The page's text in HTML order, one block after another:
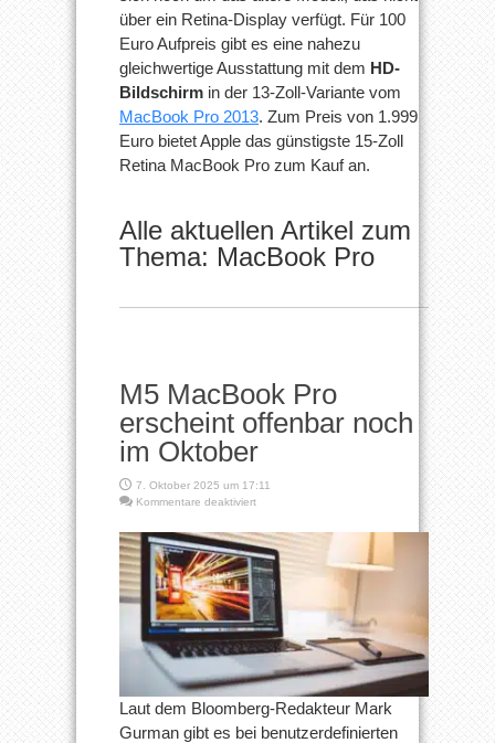
über ein Retina-Display verfügt. Für 100
Euro Aufpreis gibt es eine nahezu
gleichwertige Ausstattung mit dem HD-
Bildschirm in der 13-Zoll-Variante vom
MacBook Pro 2013. Zum Preis von 1.999
Euro bietet Apple das günstigste 15-Zoll
Retina MacBook Pro zum Kauf an.
Alle aktuellen Artikel zum
Thema: MacBook Pro
M5 MacBook Pro
erscheint offenbar noch
im Oktober
7. Oktober 2025 um 17:11
Kommentare deaktiviertfür
MacBook
Pro
erscheint
offenbar
noch
im
Oktober
Laut dem Bloomberg-Redakteur Mark
Gurman gibt es bei benutzerdefinierten